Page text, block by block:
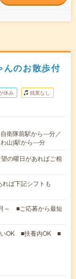
んのお散歩付
休み 残業なし
衛隊前駅から---分／
山)駅から---分
の曜日があればご相
ば下記シフトも
～ ■ご応募から最短
いOK ■扶養内OK ■